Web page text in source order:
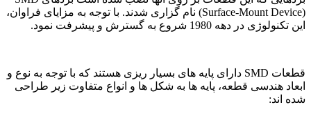
(Surface-Mount Device) نام گزاری شدند. با توجه به مزایای فراوان،
این تكنولوژی در دهه 1980 شروع به گسترش و پیشرفت نمود.
قطعات SMD دارای پایه های بسیار ریزی هستند كه با توجه به نوع و
ابعاد هندسی قطعه، پایه ها به شكل ها و انواع متفاوت زیر طراحی
شده اند: